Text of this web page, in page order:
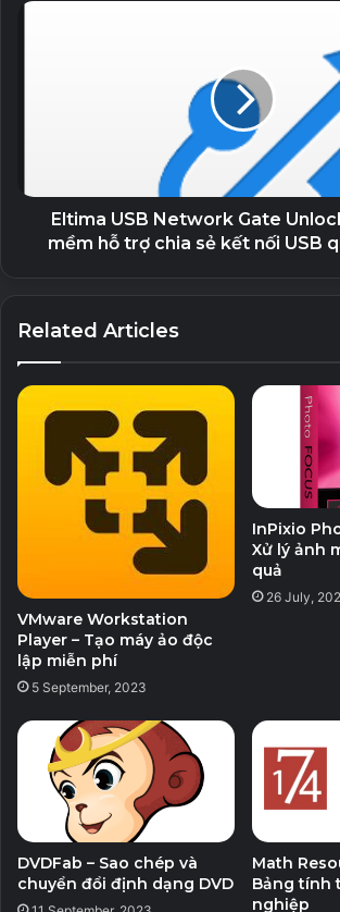
– Kiểm soát quy trình khởi động Windows.
– Thay đổi cài đặt cho máy tính.
Mật khẩu giải nén:
Download v23.8.1
Eltima USB Network Gate
mềm hỗ trợ chia sẻ kết nối USB
Related Articles
VMware Workstation
Player – Tạo máy ảo độc
lập miễn phí
5 September, 2023
InPixio
Xử lý ảnh
quả
26 July,
DVDFab – Sao chép và
chuyển đổi định dạng DVD
Math
Bảng tính
nghiệp